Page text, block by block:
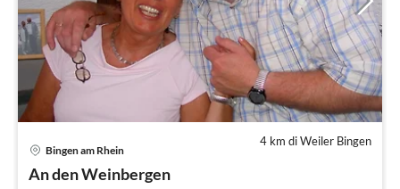
4 km di Weiler Bingen
Bingen am Rhein
An den Weinbergen